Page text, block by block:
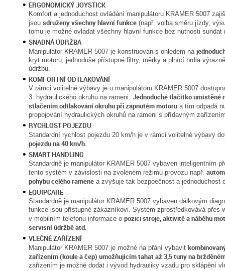
ERGONOMICKÝ JOYSTICK
Komfort a jednoduchost ovládání manipulátoru KRAMER 5007
jsou sdruženy všechny hlavní funkce (např. volba směru jízdy,
tomu je možné ovládat všechny hlavní funkce bez nutnosti
SNADNÁ ÚDRŽBA
Manipulátor KRAMER 5007 je konstruován s ohledem na
kryt motoru, jednoduše přístupné filtry, měrky a plnící hrdla
údržbu.
KOMFORTNÍ ODTLAKOVÁNÍ
V rámci volitelné výbavy je u manipulátoru KRAMER 5007
3. hydraulického okruhu na rameni. Jednoduché tlačítko umístěné
stlačením odtlakování okruhu při zapnutém motoru a tím odpadá
propojování hydraulických okruhů na rameni s přídavným
RYCHLOST POJEZDU
Standardní rychlost pojezdu 20 km/h je v rámci volitelné výbavy
pojezdu na 40 km/h.
SMART HANDLING
Standardně je manipulátor KRAMER 5007 vybaven inteligentním
tento systém v závislosti na zvoleném režimu provozu např.
pohybu celého ramene a zvyšuje tak bezpoečnost a jednoduchost
EQUIPCARE
Standardně je manipulátor KRAMER 5007 vybaven dálkovým
funkce jsou přístupné zákazníkovi. Systém zprostředkovává přes
v mobilním telefonu informace o pozici stroje, aktivitě a náběhu
servisní údržbě atd.
VLEČNÉ ZAŘÍZENÍ
Manipulátor KRAMER 5007 je možné na přání vybavit
zařízením (koule a čep) umožňujícím tahat až 3,5 tuny na
zařízením je možné dodat i vývod hydrauliky vzadu pro sklápění